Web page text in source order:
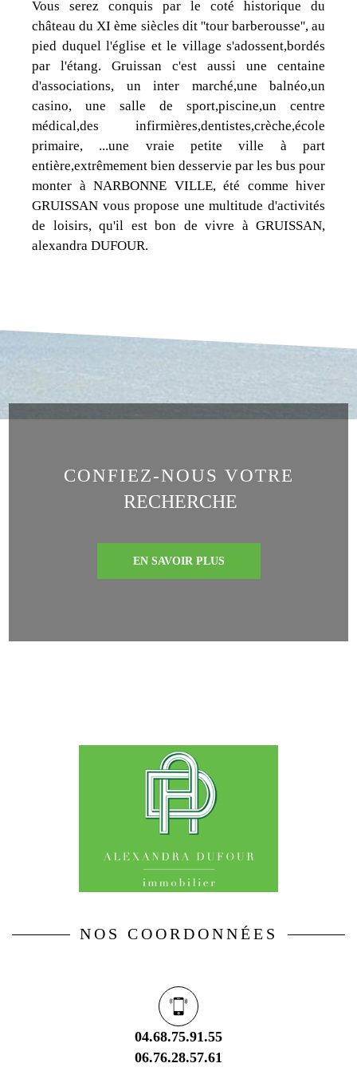
Vous serez conquis par le coté historique du
château du XI ème siècles dit ''tour barberousse'', au
pied duquel l'église et le village s'adossent,bordés
par l'étang. Gruissan c'est aussi une centaine
d'associations, un inter marché,une balnéo,un
casino, une salle de sport,piscine,un centre
médical,des infirmières,dentistes,crèche,école
primaire, ...une vraie petite ville à part
entière,extrêmement bien desservie par les bus pour
monter à NARBONNE VILLE, été comme hiver
GRUISSAN vous propose une multitude d'activités
de loisirs, qu'il est bon de vivre à GRUISSAN,
alexandra DUFOUR.
CONFIEZ-NOUS VOTRE
RECHERCHE
EN SAVOIR PLUS
NOS COORDONNÉES
04.68.75.91.55
06.76.28.57.61